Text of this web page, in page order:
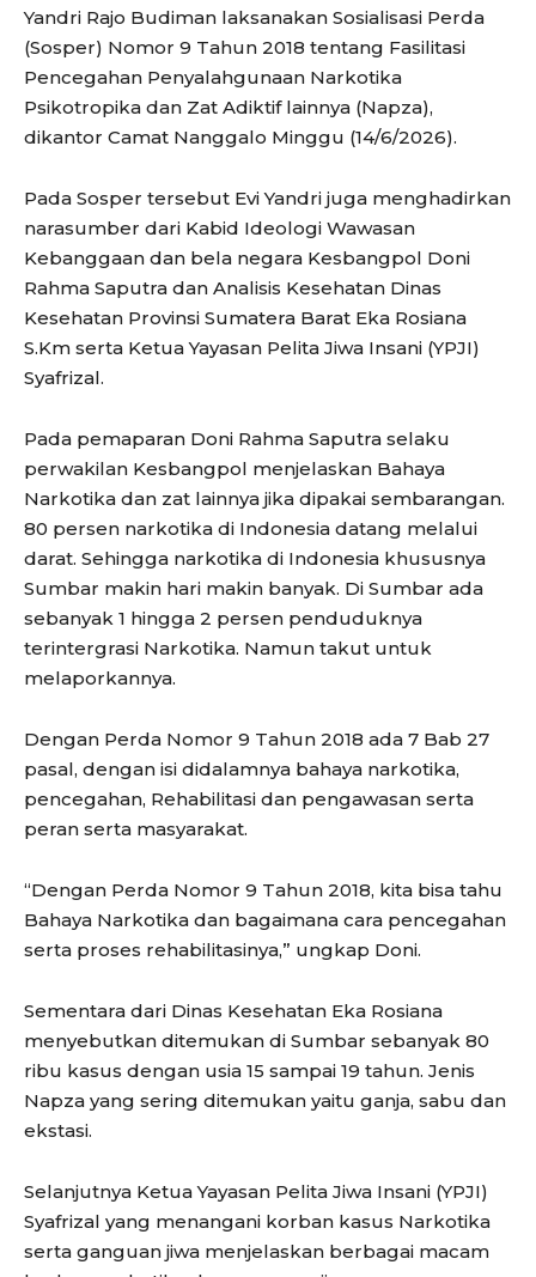
Yandri Rajo Budiman laksanakan Sosialisasi Perda
(Sosper) Nomor 9 Tahun 2018 tentang Fasilitasi
Pencegahan Penyalahgunaan Narkotika
Psikotropika dan Zat Adiktif lainnya (Napza),
dikantor Camat Nanggalo Minggu (14/6/2026).
Pada Sosper tersebut Evi Yandri juga menghadirkan
narasumber dari Kabid Ideologi Wawasan
Kebanggaan dan bela negara Kesbangpol Doni
Rahma Saputra dan Analisis Kesehatan Dinas
Kesehatan Provinsi Sumatera Barat Eka Rosiana
S.Km serta Ketua Yayasan Pelita Jiwa Insani (YPJI)
Syafrizal.
Pada pemaparan Doni Rahma Saputra selaku
perwakilan Kesbangpol menjelaskan Bahaya
Narkotika dan zat lainnya jika dipakai sembarangan.
80 persen narkotika di Indonesia datang melalui
darat. Sehingga narkotika di Indonesia khususnya
Sumbar makin hari makin banyak. Di Sumbar ada
sebanyak 1 hingga 2 persen penduduknya
terintergrasi Narkotika. Namun takut untuk
melaporkannya.
Dengan Perda Nomor 9 Tahun 2018 ada 7 Bab 27
pasal, dengan isi didalamnya bahaya narkotika,
pencegahan, Rehabilitasi dan pengawasan serta
peran serta masyarakat.
“Dengan Perda Nomor 9 Tahun 2018, kita bisa tahu
Bahaya Narkotika dan bagaimana cara pencegahan
serta proses rehabilitasinya,” ungkap Doni.
Sementara dari Dinas Kesehatan Eka Rosiana
menyebutkan ditemukan di Sumbar sebanyak 80
ribu kasus dengan usia 15 sampai 19 tahun. Jenis
Napza yang sering ditemukan yaitu ganja, sabu dan
ekstasi.
Selanjutnya Ketua Yayasan Pelita Jiwa Insani (YPJI)
Syafrizal yang menangani korban kasus Narkotika
serta ganguan jiwa menjelaskan berbagai macam